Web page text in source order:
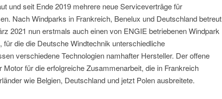
und seit Ende 2019 mehrere neue Serviceverträge für
Nach Windparks in Frankreich, Benelux und Deutschland betreut
2021 nun erstmals auch einen von ENGIE betriebenen Windpark
für die die Deutsche Windtechnik unterschiedliche
verschiedene Technologien namhafter Hersteller. Der offene
Motor für die erfolgreiche Zusammenarbeit, die in Frankreich
wie Belgien, Deutschland und jetzt Polen ausbreitete.